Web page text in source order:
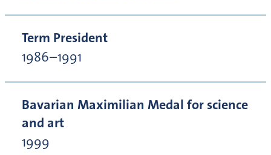
Term President
1986–1991
Bavarian Maximilian Medal for science
and art
1999